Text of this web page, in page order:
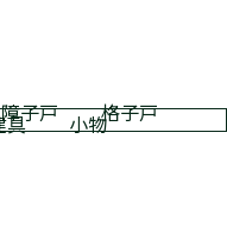
障子戸 格子戸
具 小物